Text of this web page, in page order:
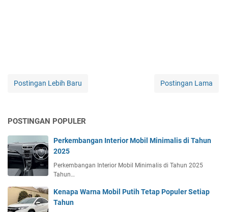
Postingan Lebih Baru Postingan Lama
POSTINGAN POPULER
Perkembangan Interior Mobil Minimalis di Tahun
2025
Perkembangan Interior Mobil Minimalis di Tahun 2025
Tahun…
Kenapa Warna Mobil Putih Tetap Populer Setiap
Tahun